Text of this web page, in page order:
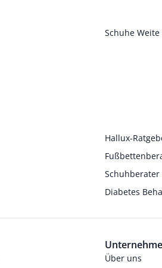
Schuhe Weite
Hallux-
Schuhberater
Diabetes
Über uns